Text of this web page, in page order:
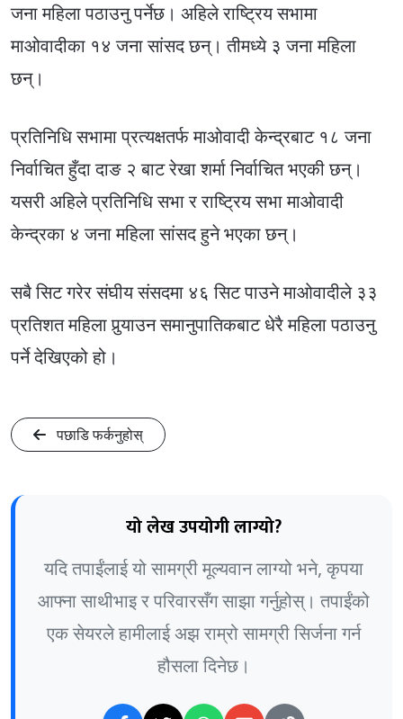
जना महिला पठाउनु पर्नेछ। अहिले राष्ट्रिय सभामा
माओवादीका १४ जना सांसद छन्। तीमध्ये ३ जना महिला
छन्।
प्रतिनिधि सभामा प्रत्यक्षतर्फ माओवादी केन्द्रबाट १८ जना
निर्वाचित हुँदा दाङ २ बाट रेखा शर्मा निर्वाचित भएकी छन्।
यसरी अहिले प्रतिनिधि सभा र राष्ट्रिय सभा माओवादी
केन्द्रका ४ जना महिला सांसद हुने भएका छन्।
सबै सिट गरेर संघीय संसदमा ४६ सिट पाउने माओवादीले ३३
प्रतिशत महिला पुर्‍याउन समानुपातिकबाट धेरै महिला पठाउनु
पर्ने देखिएको हो।
पछाडि फर्कनुहोस्
यो लेख उपयोगी लाग्यो?
यदि तपाईंलाई यो सामग्री मूल्यवान लाग्यो भने, कृपया
आफ्ना साथीभाइ र परिवारसँग साझा गर्नुहोस्। तपाईंको
एक सेयरले हामीलाई अझ राम्रो सामग्री सिर्जना गर्न
हौसला दिनेछ।